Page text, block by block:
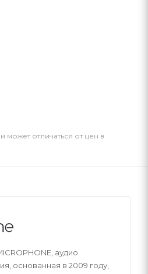
может отличаться от цен в
аудио
основанная в 2009 году,